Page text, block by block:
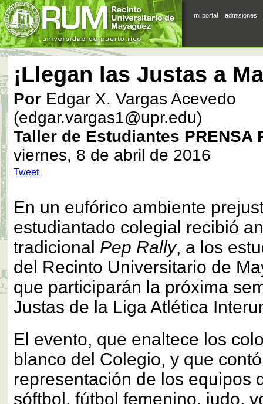
mi portal admisiones
¡Llegan las Justas a
Por Edgar X. Vargas Acevedo
(edgar.vargas1@upr.edu)
Taller de Estudiantes PRENSA
viernes, 8 de abril de 2016
Tweet
En un eufórico ambiente
estudiantado colegial recibió
tradicional Pep Rally, a los
del Recinto Universitario de
que participarán la próxima
Justas de la Liga Atlética
El evento, que enaltece los
blanco del Colegio, y que
representación de los equipos
sóftbol, fútbol femenino, judo,